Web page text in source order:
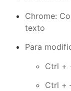
Chrome:
texto
Para
Ctrl +
Ctrl +